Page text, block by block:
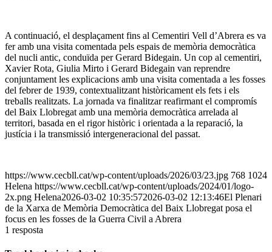
A continuació, el desplaçament fins al Cementiri Vell d’Abrera es va
fer amb una visita comentada pels espais de memòria democràtica
del nucli antic, conduïda per Gerard Bidegain. Un cop al cementiri,
Xavier Rota, Giulia Mirto i Gerard Bidegain van reprendre
conjuntament les explicacions amb una visita comentada a les fosses
del febrer de 1939, contextualitzant històricament els fets i els
treballs realitzats. La jornada va finalitzar reafirmant el compromís
del Baix Llobregat amb una memòria democràtica arrelada al
territori, basada en el rigor històric i orientada a la reparació, la
justícia i la transmissió intergeneracional del passat.
https://www.cecbll.cat/wp-content/uploads/2026/03/23.jpg 768 1024
Helena https://www.cecbll.cat/wp-content/uploads/2024/01/logo-
2x.png Helena2026-03-02 10:35:572026-03-02 12:13:46El Plenari
de la Xarxa de Memòria Democràtica del Baix Llobregat posa el
focus en les fosses de la Guerra Civil a Abrera
1 resposta